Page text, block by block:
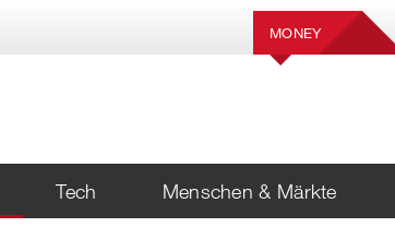
MONEY
Tech Menschen & Märkte